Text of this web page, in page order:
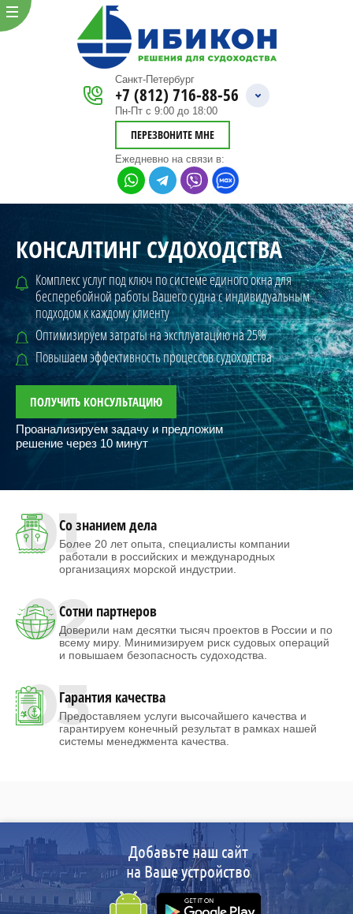
Санкт-Петербург
+7 (812) 716-88-56
Пн-Пт с 9:00 до 18:00
ПЕРЕЗВОНИТЕ МНЕ
Ежедневно на связи в:
КОНСАЛТИНГ СУДОХОДСТВА
Комплекс услуг под ключ по системе единого окна для
бесперебойнойработы Вашего судна с индивидуальным
подходом к каждому клиенту
Оптимизируем затраты на эксплуатацию на 25%
Повышаем эффективность процессов судоходства
ПОЛУЧИТЬ КОНСУЛЬТАЦИЮ
Проанализируем задачу и предложим
решение через 10 минут
01Со знанием дела
Более 20 лет опыта, специалисты компании
работали в российских и международных
организациях морской индустрии.
02Сотни партнеров
Доверили нам десятки тысяч проектов в России и по
всему миру. Минимизируем риск судовых операций
и повышаем безопасность судоходства.
03Гарантия качества
Предоставляем услуги высочайшего качества и
гарантируем конечный результат в рамках нашей
системы менеджмента качества.
Добавьте наш сайт
на Ваше устройство